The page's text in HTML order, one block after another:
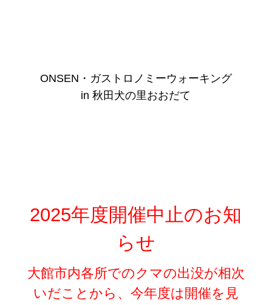
ONSEN・ガストロノミーウォーキング
in 秋田犬の里おおだて
2025年度開催中止のお知
らせ
大館市内各所でのクマの出没が相次
いだことから、今年度は開催を見